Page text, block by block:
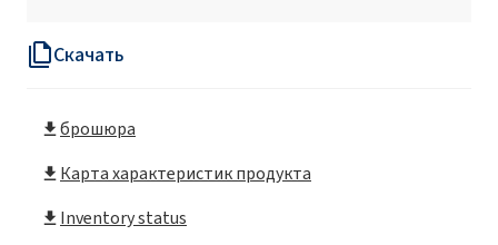
Скачать
брошюра
Карта характеристик продукта
Inventory status